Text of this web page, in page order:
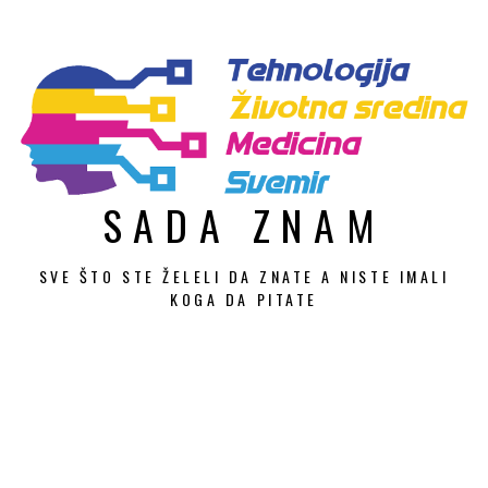
content
SADA ZNAM
SVE ŠTO STE ŽELELI DA ZNATE A NISTE IMALI
KOGA DA PITATE